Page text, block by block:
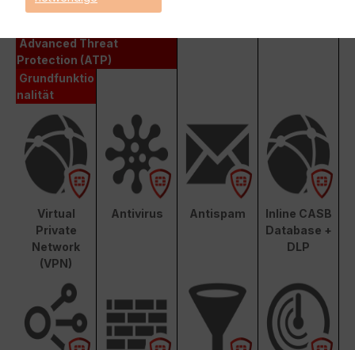
Enterprise Protection
Advanced Threat
Protection (ATP)
Grundfunktio
nalität
Virtual
Private
Network
(VPN)
Antivirus Antispam
Inline CASB
Database +
DLP